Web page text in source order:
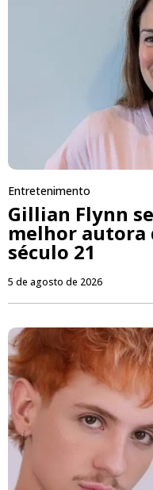
Entretenimento
Gillian Flynn
melhor
século 21
5 de agosto de 2026